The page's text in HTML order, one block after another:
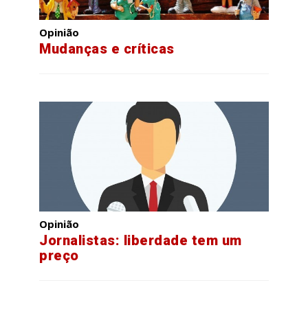
Opinião
Mudanças e críticas
Opinião
Jornalistas: liberdade tem um
preço